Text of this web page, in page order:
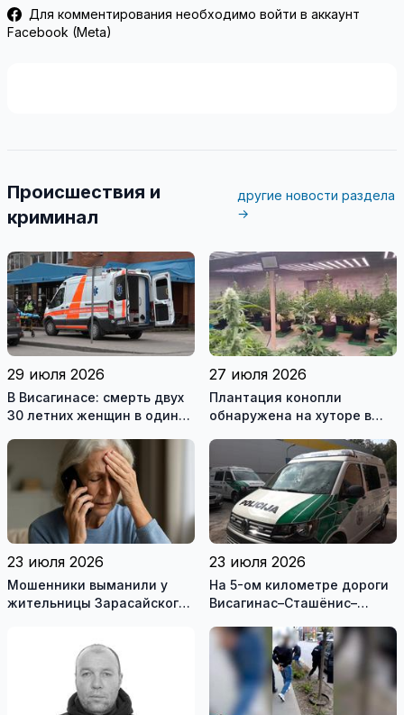
Для комментирования необходимо войти в аккаунт
Facebook (Meta)
Происшествия и
криминал
другие новости раздела
→
29 июля 2026
В Висагинасе: смерть двух
30 летних женщин в один
27 июля 2026
Плантация конопли
обнаружена на хуторе в
23 июля 2026
Мошенники выманили у
жительницы Зарасайского
23 июля 2026
На 5-ом километре дороги
Висагинас–Сташёнис–
машине, наден мертвый
мужчина